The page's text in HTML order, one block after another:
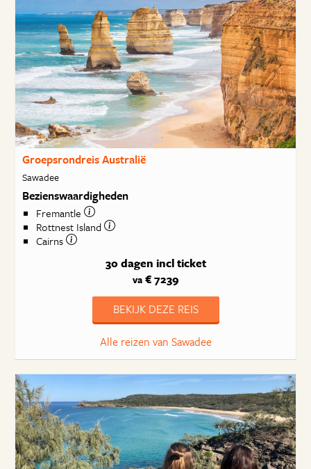
Groepsrondreis Australië
Sawadee
Bezienswaardigheden
Fremantle
Rottnest Island
Cairns
30 dagen incl ticket
va€ 7239
BEKIJK DEZE REIS
Alle reizen van Sawadee